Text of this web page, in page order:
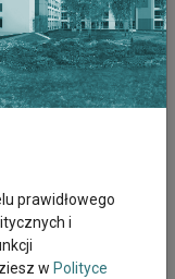
prawidłowego
i
w Polityce